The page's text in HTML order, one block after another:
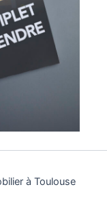
à Toulouse